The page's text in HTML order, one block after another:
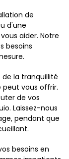
de
d'une
aider. Notre
besoins
la tranquillité
vous offrir.
de vos
Laissez-nous
pendant que
besoins en